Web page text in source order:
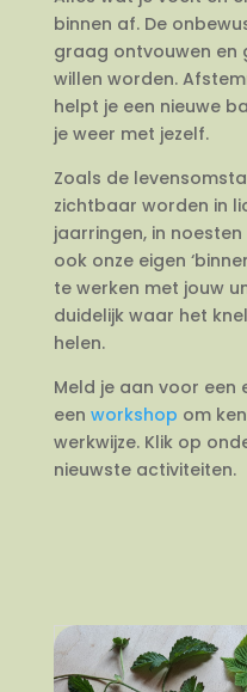
binnen af. De
graag ontvouwen en
willen worden.
helpt je een nieuwe
je weer met jezelf.
Zoals de
zichtbaar worden in
jaarringen, in
ook onze eigen
te werken met jouw
duidelijk waar het
helen.
Meld je aan voor een
een workshop om
werkwijze. Klik op
nieuwste activiteiten.